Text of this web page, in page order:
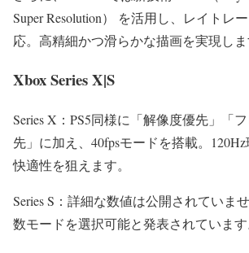
Super Resolution） を活用し、レイトレ
応。高精細かつ滑らかな描画を実現しま
Xbox Series X|S
Series X：PS5同様に「解像度優先」「
先」に加え、40fpsモードを搭載。
快適性を狙えます。
Series S：詳細な数値は公開されていま
数モードを選択可能と発表されています